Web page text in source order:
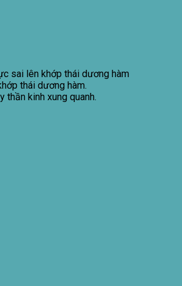
sai lên khớp thái dương hàm
thái dương hàm.
thần kinh xung quanh.